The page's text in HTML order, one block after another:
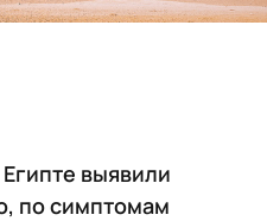
выявили
по симптомам